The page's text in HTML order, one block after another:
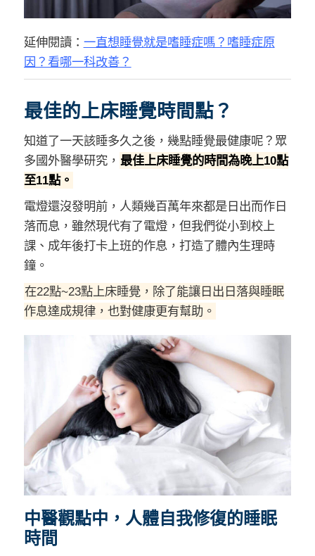
延伸閱讀： 一直想睡覺就是嗜睡症嗎？嗜睡症原
因？看哪一科改善？
最佳的上床睡覺時間點？
知道了一天該睡多久之後，幾點睡覺最健康呢？眾
多國外醫學研究， 最佳上床睡覺的時間為晚上10點
至11點。
電燈還沒發明前，人類幾百萬年來都是日出而作日
落而息，雖然現代有了電燈，但我們從小到校上
課、成年後打卡上班的作息，打造了體內生理時
鐘。
在22點~23點上床睡覺，除了能讓日出日落與睡眠
作息達成規律，也對健康更有幫助。
中醫觀點中，人體自我修復的睡眠
時間